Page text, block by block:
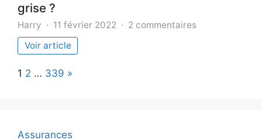
grise ?
Harry 11 février 2022 2 commentaires
Voir article
Page:
1 2 … 339 Next
»
Assurances